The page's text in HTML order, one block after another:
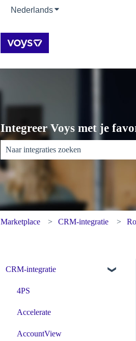
NederlandsSubmenu tonen voor
Integreer Voys met je
Er zijn geen suggesties want het
Marketplace CRM-integratie
CRM-integratie
4PS
Accelerate
AccountView